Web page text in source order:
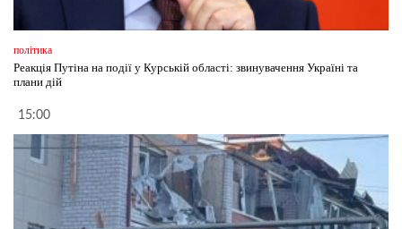
політика
Реакція Путіна на події у Курській області: звинувачення Україні та
плани дій
15:00